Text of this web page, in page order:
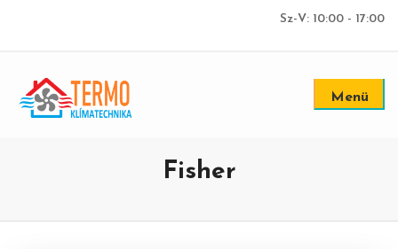
Sz-V: 10:00 - 17:00
Menü
Fisher